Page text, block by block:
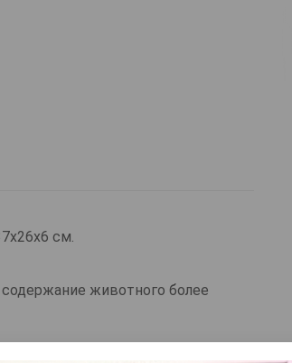
см.
животного более
для них нужно подходить